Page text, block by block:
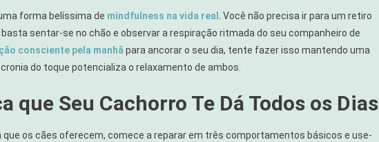
forma belíssima de mindfulness na vida real . Você não precisa ir para um retiro
sentar-se no chão e observar a respiração ritmada do seu companheiro de
consciente pela manhã para ancorar o seu dia, tente fazer isso mantendo uma
do toque potencializa o relaxamento de ambos.
que Seu Cachorro Te Dá Todos os Dias
que os cães oferecem, comece a reparar em três comportamentos básicos e use-